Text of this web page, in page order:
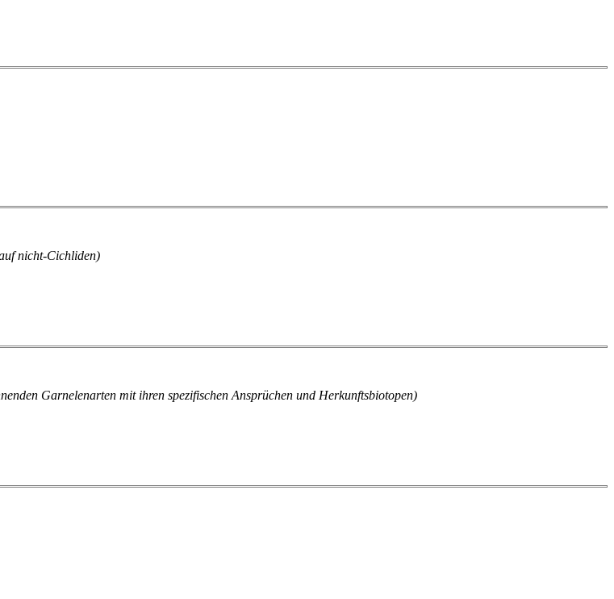
nicht-Cichliden)
Garnelenarten mit ihren spezifischen Ansprüchen und Herkunftsbiotopen)